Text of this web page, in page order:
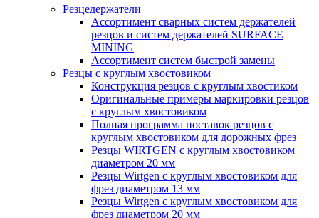
Резцедержатели
Ассортимент сварных систем держателей
резцов и систем держателей SURFACE
MINING
Ассортимент систем быстрой замены
Резцы с круглым хвостовиком
Конструкция резцов с круглым хвостиком
Оригинальные примеры маркировки резцов
с круглым хвостовиком
Полная программа поставок резцов с
круглым хвостовиком для дорожных фрез
Резцы WIRTGEN с круглым хвостовиком
диаметром 20 мм
Резцы Wirtgen с круглым хвостовиком для
фрез диаметром 13 мм
Резцы Wirtgen с круглым хвостовиком для
фрез диаметром 20 мм